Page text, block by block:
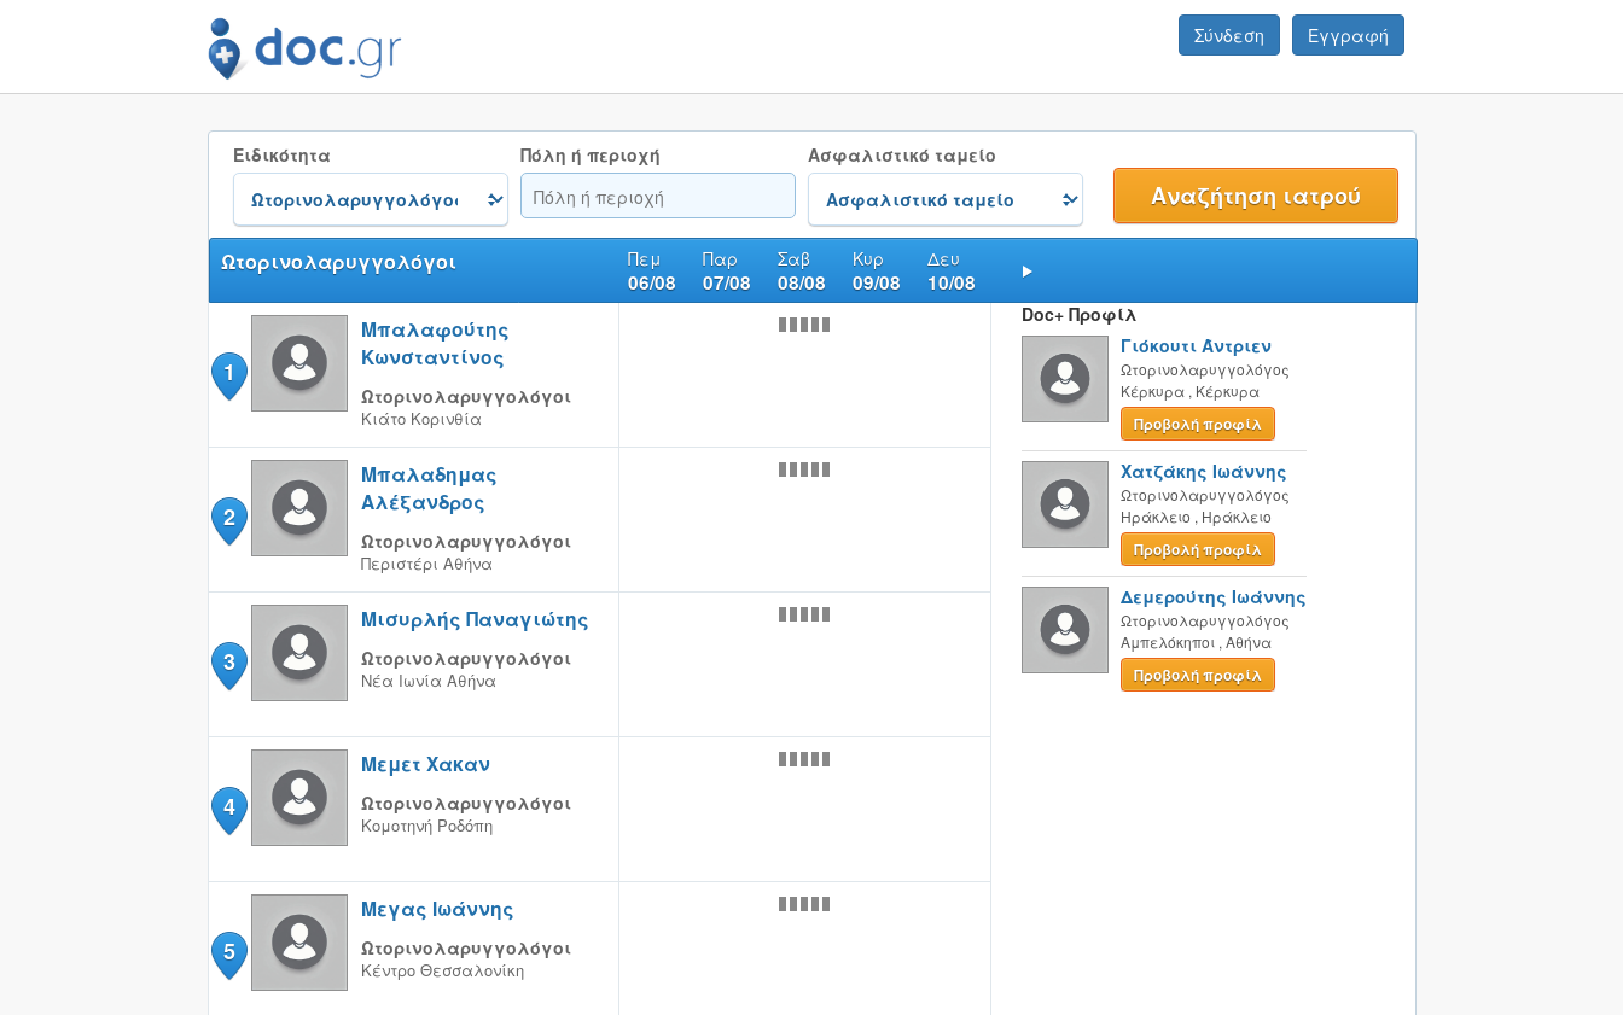
Σύνδεση Εγγραφή
Ειδικότητα Πόλη ή περιοχή Ασφαλιστικό ταμείο
Πεμ
06/08
Παρ
07/08
Σαβ
08/08
Κυρ
09/08
Δευ
10/08
Ωτορινολαρυγγολόγοι
1
Μπαλαφούτης
Κωνσταντίνος
Ωτορινολαρυγγολόγοι
Κιάτο Κορινθία
2
Μπαλαδημας
Αλέξανδρος
Ωτορινολαρυγγολόγοι
Περιστέρι Αθήνα
3
Μισυρλής Παναγιώτης
Ωτορινολαρυγγολόγοι
Νέα Ιωνία Αθήνα
4
Μεμετ Χακαν
Ωτορινολαρυγγολόγοι
Κομοτηνή Ροδόπη
5
Μεγας Ιωάννης
Ωτορινολαρυγγολόγοι
Κέντρο Θεσσαλονίκη
Doc+ Προφίλ
Γιόκουτι Άντριεν
Ωτορινολαρυγγολόγος
Κέρκυρα , Κέρκυρα
Προβολή προφίλ
Χατζάκης Ιωάννης
Ωτορινολαρυγγολόγος
Ηράκλειο , Ηράκλειο
Προβολή προφίλ
Δεμερούτης Ιωάννης
Ωτορινολαρυγγολόγος
Αμπελόκηποι , Αθήνα
Προβολή προφίλ